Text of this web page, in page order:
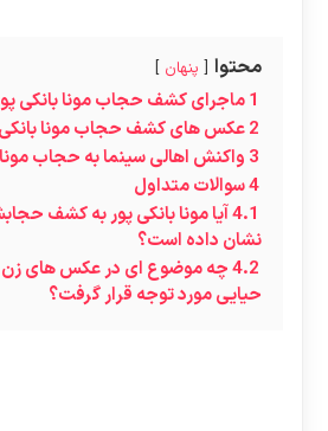
محتوا پنهان
1ماجرای کشف حجاب مونا بانکی
2عکس های کشف حجاب مونا بانکی
3 واکنش اهالی سینما به حجاب مونا
4سوالات متداول
4.1آیا مونا بانکی پور به کشف
نشان داده است؟
4.2چه موضوع ای در عکس های زن
حیایی مورد توجه قرار گرفت؟